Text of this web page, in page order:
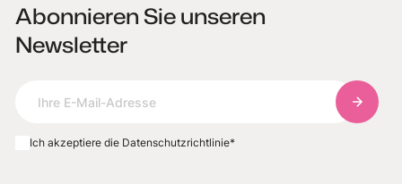
Abonnieren Sie unseren
Newsletter
Ich akzeptiere die Datenschutzrichtlinie*